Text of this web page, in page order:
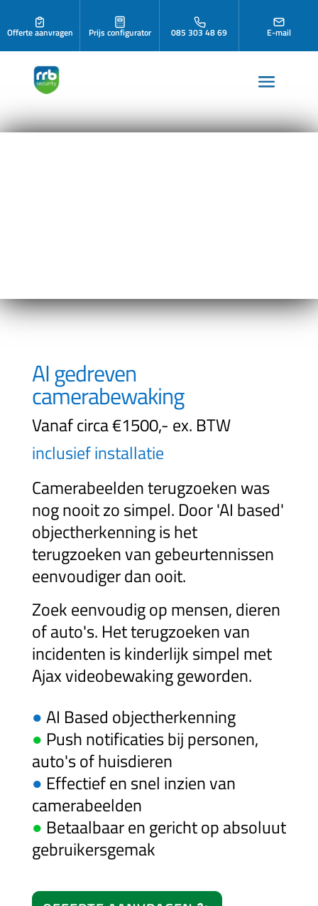
Offerte aanvragen Prijs configurator 085 303 48 69 E-mail
AI gedreven
camerabewaking
Vanaf circa €1500,- ex. BTW
inclusief installatie
Camerabeelden terugzoeken was
nog nooit zo simpel. Door 'AI based'
objectherkenning is het
terugzoeken van gebeurtennissen
eenvoudiger dan ooit.
Zoek eenvoudig op mensen, dieren
of auto's. Het terugzoeken van
incidenten is kinderlijk simpel met
Ajax videobewaking geworden.
●AI Based objectherkenning
● Push notificaties bij personen,
auto's of huisdieren
● Effectief en snel inzien van
camerabeelden
● Betaalbaar en gericht op absoluut
gebruikersgemak